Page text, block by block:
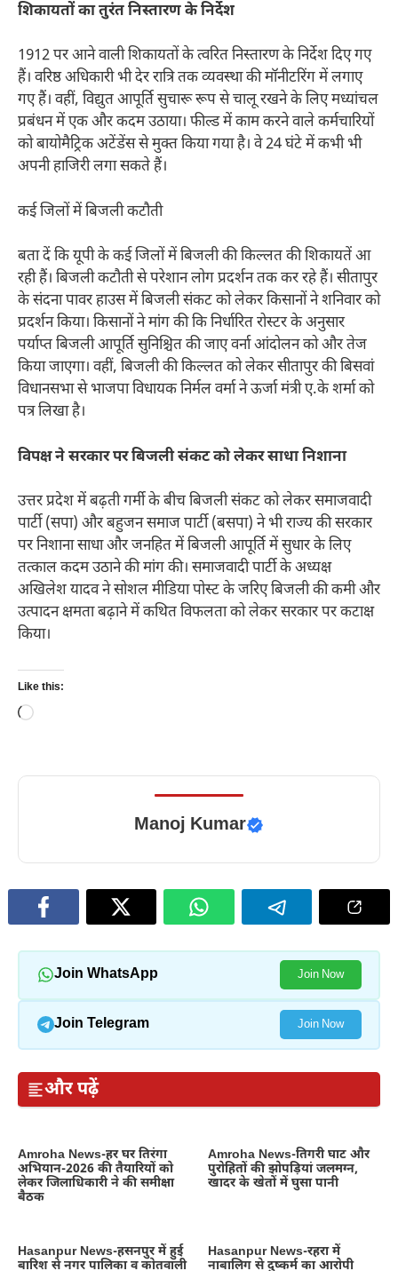
शिकायतों का तुरंत निस्तारण के निर्देश
1912 पर आने वाली शिकायतों के त्वरित निस्तारण के निर्देश दिए गए
हैं। वरिष्ठ अधिकारी भी देर रात्रि तक व्यवस्था की मॉनीटरिंग में लगाए
गए हैं। वहीं, विद्युत आपूर्ति सुचारू रूप से चालू रखने के लिए मध्यांचल
प्रबंधन में एक और कदम उठाया। फील्ड में काम करने वाले कर्मचारियों
को बायोमैट्रिक अटेंडेंस से मुक्त किया गया है। वे 24 घंटे में कभी भी
अपनी हाजिरी लगा सकते हैं।
कई जिलों में बिजली कटौती
बता दें कि यूपी के कई जिलों में बिजली की किल्लत की शिकायतें आ
रही हैं। बिजली कटौती से परेशान लोग प्रदर्शन तक कर रहे हैं। सीतापुर
के संदना पावर हाउस में बिजली संकट को लेकर किसानों ने शनिवार को
प्रदर्शन किया। किसानों ने मांग की कि निर्धारित रोस्टर के अनुसार
पर्याप्त बिजली आपूर्ति सुनिश्चित की जाए वर्ना आंदोलन को और तेज
किया जाएगा। वहीं, बिजली की किल्लत को लेकर सीतापुर की बिसवां
विधानसभा से भाजपा विधायक निर्मल वर्मा ने ऊर्जा मंत्री ए.के शर्मा को
पत्र लिखा है।
विपक्ष ने सरकार पर बिजली संकट को लेकर साधा निशाना
उत्तर प्रदेश में बढ़ती गर्मी के बीच बिजली संकट को लेकर समाजवादी
पार्टी (सपा) और बहुजन समाज पार्टी (बसपा) ने भी राज्य की सरकार
पर निशाना साधा और जनहित में बिजली आपूर्ति में सुधार के लिए
तत्काल कदम उठाने की मांग की। समाजवादी पार्टी के अध्यक्ष
अखिलेश यादव ने सोशल मीडिया पोस्ट के जरिए बिजली की कमी और
उत्पादन क्षमता बढ़ाने में कथित विफलता को लेकर सरकार पर कटाक्ष
किया।
Like this:
Loading…
Manoj Kumar
Join WhatsApp Join Now
Join Telegram Join Now
और पढ़ें
Amroha News-हर घर तिरंगा
अभियान-2026 की तैयारियों को
लेकर जिलाधिकारी ने की समीक्षा
बैठक
Amroha News-तिगरी घाट और
पुरोहितों की झोपड़ियां जलमग्न,
खादर के खेतों में घुसा पानी
Hasanpur News-हसनपुर में हुई
बारिश से नगर पालिका व कोतवाली
Hasanpur News-रहरा में
नाबालिग से दुष्कर्म का आरोपी